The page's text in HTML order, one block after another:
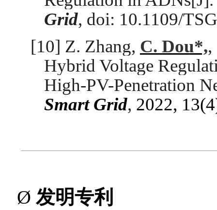
Grid, doi: 10.1109/
[10] Z. Zhang, C. Dou*,,
Hybrid Voltage
High-PV-Penetration
Smart Grid, 2022,
Ø发明专利